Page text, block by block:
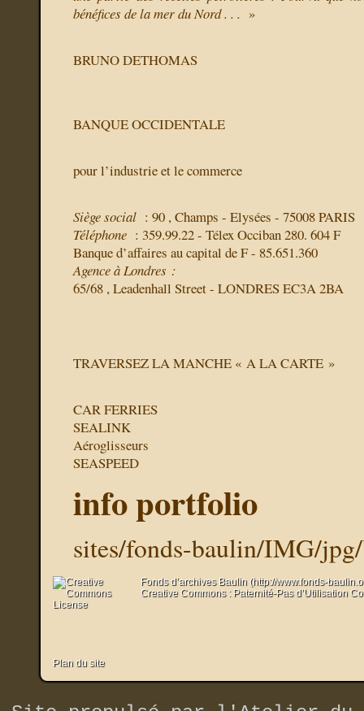
bénéfices de la mer du Nord . . . »
BRUNO DETHOMAS
BANQUE OCCIDENTALE
pour l’industrie et le commerce
Siège social : 90 , Champs - Elysées - 75008 PARIS
Téléphone : 359.99.22 - Télex Occiban 280. 604 F
Banque d’affaires au capital de F - 85.651.360
Agence à Londres :
65/68 , Leadenhall Street - LONDRES EC3A 2BA
TRAVERSEZ LA MANCHE « A LA CARTE »
CAR FERRIES
SEALINK
Aéroglisseurs
SEASPEED
info portfolio
sites/fonds-baulin/IMG/
Fonds d’archives Baulin (http://www.fonds-
Creative Commons : Paternité-Pas d’Utilisation
Plan du site